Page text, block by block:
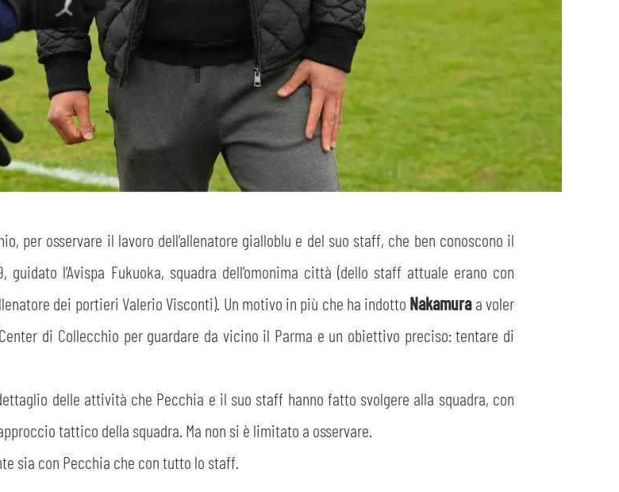
CERCA
per osservare il lavoro dell’allenatore gialloblu e del suo staff, che ben conoscono il
guidato l’Avispa Fukuoka, squadra dell’omonima città (dello staff attuale erano con
dei portieri Valerio Visconti). Un motivo in più che ha indotto Nakamuraa voler
di Collecchio per guardare da vicino il Parma e un obiettivo preciso: tentare di
delle attività che Pecchia e il suo staff hanno fatto svolgere alla squadra, con
tattico della squadra. Ma non si è limitato a osservare.
sia con Pecchia che con tutto lo staff.
sempre abilitati